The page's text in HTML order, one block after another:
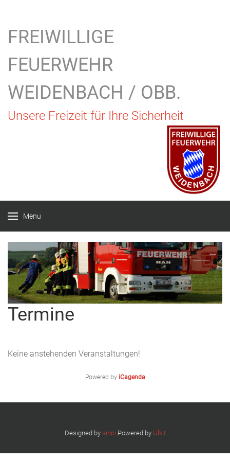
FREIWILLIGE
FEUERWEHR
WEIDENBACH / OBB.
Unsere Freizeit für Ihre Sicherheit
Menu
Termine
Keine anstehenden Veranstaltungen!
Powered by iCagenda
Designed by sinci Powered by Ulkit